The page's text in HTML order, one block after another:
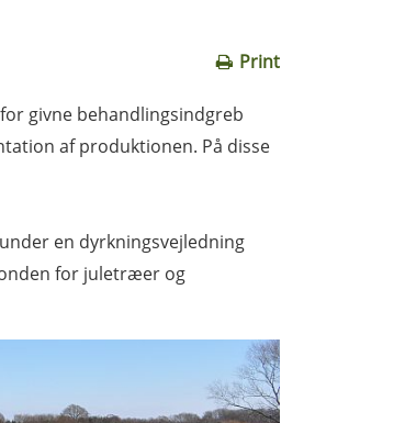
Print
givne behandlingsindgreb
af produktionen. På disse
en dyrkningsvejledning
for juletræer og